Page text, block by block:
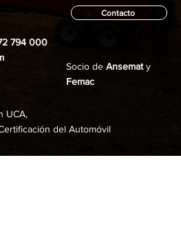
794 000
UCA,
del Automóvil
Contacto
Socio de Ansematy
Femac